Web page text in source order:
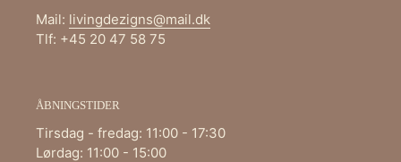
Mail: livingdezigns@mail.dk
Tlf: +45 20 47 58 75
ÅBNINGSTIDER
Tirsdag - fredag: 11:00 - 17:30
Lørdag: 11:00 - 15:00